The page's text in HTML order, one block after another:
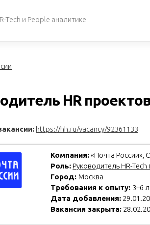
Tech и People аналитике
HR
https://hh.ru/vacancy/92361133
Компания:«Почта России»,
Роль:Руководитель HR-Tech
Город: Москва
Требования к опыту: 3–6
Дата добавления:
Вакансия закрыта: